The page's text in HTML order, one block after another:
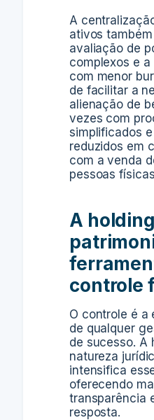
A
ativos
avaliação de
complexos e
com menor
de facilitar a
alienação de
vezes com
simplificados
reduzidos em
com a venda
pessoas
A holding
controle
O controle é a
de qualquer
de sucesso. A
natureza
intensifica
oferecendo
transparência
resposta.